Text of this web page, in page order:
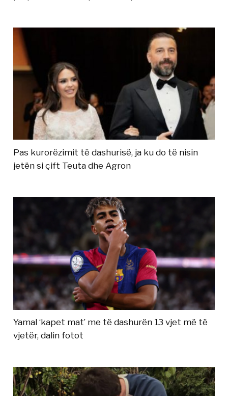
Pas kurorëzimit të dashurisë, ja ku do të nisin
jetën si çift Teuta dhe Agron
Yamal ‘kapet mat’ me të dashurën 13 vjet më të
vjetër, dalin fotot